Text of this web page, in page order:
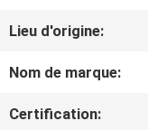
PROPOS
Lieu d'origine:
Nom de marque:
Certification: